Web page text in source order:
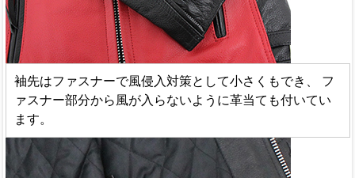
袖先はファスナーで風侵入対策として小さくもでき、 フ
ァスナー部分から風が入らないように革当ても付いてい
ます。